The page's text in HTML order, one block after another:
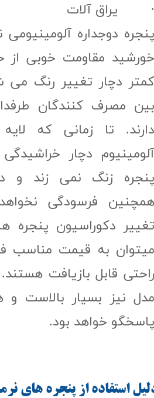
· یراق آلات
پنجره دوجداره آلومینیومی
خورشید مقاومت خوبی از
کمتر دچار تغییر رنگ می
بین مصرف کنندگان
دارند. تا زمانی که
آلومینیوم دچار
پنجره زنگ نمی زند و
همچنین فرسودگی
تغییر دکوراسیون پنجره
میتوان به قیمت مناسب
راحتی قابل بازیافت
مدل نیز بسیار بالاست و
پاسخگو خواهد بود.
استفاده از پنجره های